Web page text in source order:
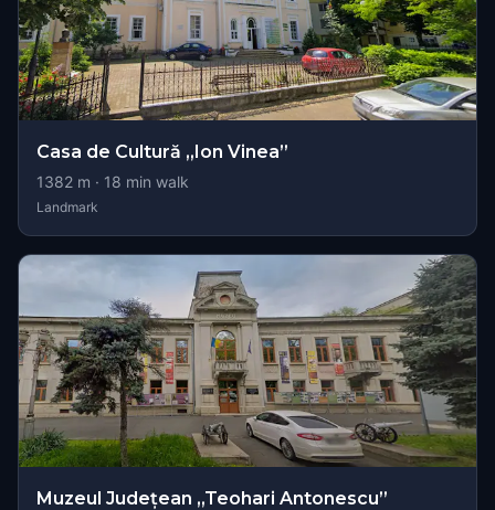
Casa de Cultură „Ion Vinea”
1382 m · 18 min walk
Landmark
Muzeul Județean „Teohari Antonescu”